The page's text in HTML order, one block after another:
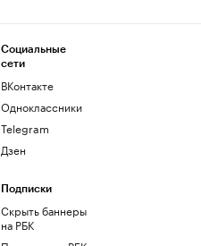
Социальные
сети
ВКонтакте
Одноклассники
Telegram
Дзен
Подписки
Скрыть баннеры
на РБК